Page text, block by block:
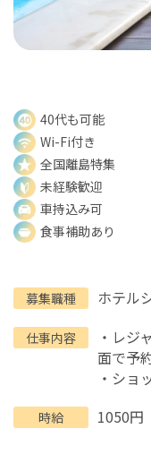
40代も可能
Wi-Fi付き
全国離島特集
未経験歓迎
車持込み可
食事補助あり
募集職種 ホテル
仕事内容
・レジ
面で予
・ショ
時給 1050円